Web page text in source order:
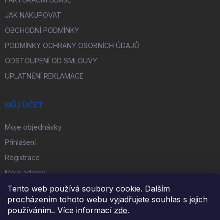
Tento web používá soubory cookie. Dalším
procházením tohoto webu vyjadřujete souhlas s jejich
používáním.. Více informací zde.
JAK NAKUPOVAT
OBCHODNÍ PODMÍNKY
PODMÍNKY OCHRANY OSOBNÍCH ÚDAJŮ
ODSTOUPENÍ OD SMLOUVY
UPLATNĚNÍ REKLAMACE
MŮJ ÚČET
Moje objednávky
Přihlášení
Registrace
Moje adresy
FACEBOOK